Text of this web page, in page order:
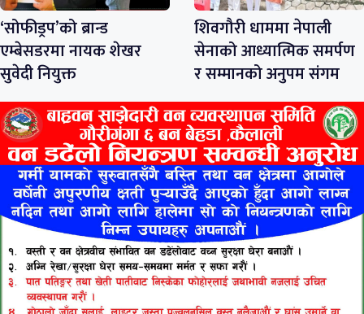
‘सोफीड्रप’को ब्रान्ड
एम्बेसडरमा नायक शेखर
सुवेदी नियुक्त
शिवगौरी धाममा नेपाली
सेनाको आध्यात्मिक समर्पण
र सम्मानको अनुपम संगम